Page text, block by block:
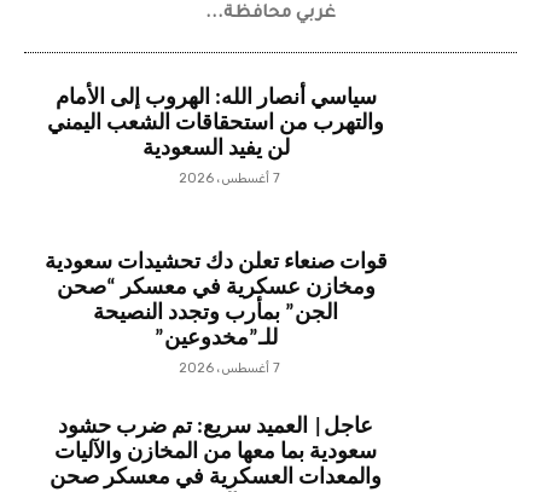
غربي محافظة...
سياسي أنصار الله: الهروب إلى الأمام
والتهرب من استحقاقات الشعب اليمني
لن يفيد السعودية
7 أغسطس، 2026
قوات صنعاء تعلن دك تحشيدات سعودية
ومخازن عسكرية في معسكر “صحن
الجن” بمأرب وتجدد النصيحة
للـ”مخدوعين”
7 أغسطس، 2026
عاجل| العميد سريع: تم ضرب حشود
سعودية بما معها من المخازن والآليات
والمعدات العسكرية في معسكر صحن